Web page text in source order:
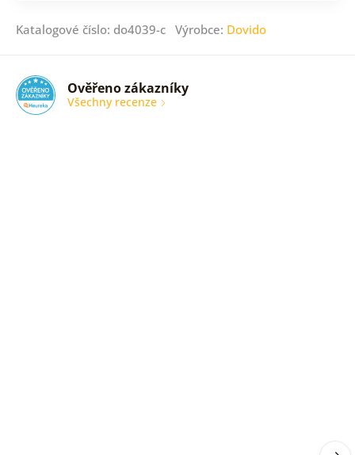
Katalogové číslo: do4039-c Výrobce: Dovido
Ověřeno zákazníky
Všechny recenze